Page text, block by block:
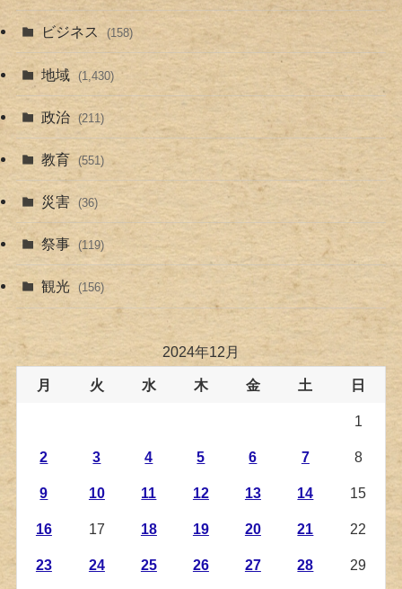
ビジネス (158)
地域 (1,430)
政治 (211)
教育 (551)
災害 (36)
祭事 (119)
観光 (156)
2024年12月
月 火 水 木 金 土 日
1
2 3 4 5 6 7 8
9 10 11 12 13 14 15
16 17 18 19 20 21 22
23 24 25 26 27 28 29